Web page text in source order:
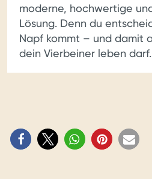
moderne, hochwertige
Lösung. Denn du
Napf kommt – und damit
dein Vierbeiner leben darf.